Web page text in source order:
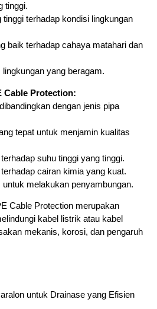
tinggi.
tinggi terhadap kondisi lingkungan
baik terhadap cahaya matahari dan
yang beragam.
Cable Protection:
dengan jenis pipa
tepat untuk menjamin kualitas
suhu tinggi yang tinggi.
cairan kimia yang kuat.
melakukan penyambungan.
Cable Protection merupakan
kabel listrik atau kabel
mekanis, korosi, dan pengaruh
untuk Drainase yang Efisien